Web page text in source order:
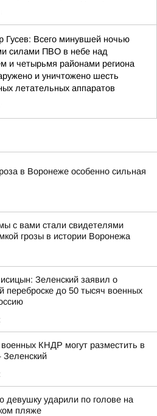
Гусев: Всего минувшей ночью
силами ПВО в небе над
и четырьмя районами региона
и уничтожено шесть
летательных аппаратов
в Воронеже особенно сильная
с вами стали свидетелями
грозы в истории Воронежа
Зеленский заявил о
переброске до 50 тысяч военных
КНДР могут разместить в
девушку ударили по голове на
пляже